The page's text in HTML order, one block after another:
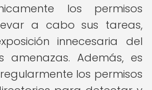
los permisos
a cabo sus tareas,
innecesaria del
amenazas. Además, es
los permisos